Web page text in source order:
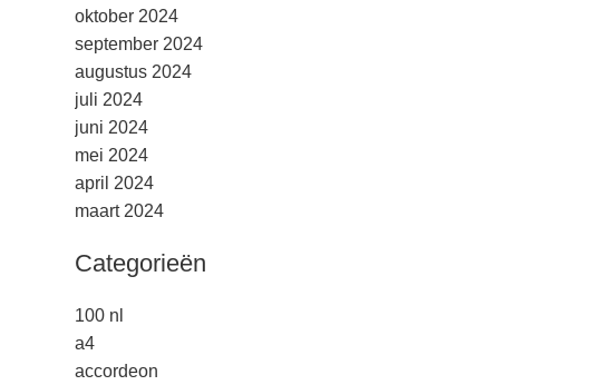
oktober 2024
september 2024
augustus 2024
juli 2024
juni 2024
mei 2024
april 2024
maart 2024
Categorieën
100 nl
a4
accordeon